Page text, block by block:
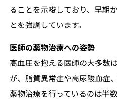
ることを示唆しており、早期
とを強調しています。
医師の薬物治療への姿勢
高血圧を抱える医師の大多数
が、脂質異常症や高尿酸血症
薬物治療を行っているのは半